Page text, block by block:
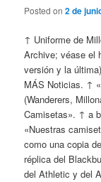
Posted on2 de
↑ Uniforme de
Archive; véase el
versión y la
MÁS Noticias. ↑
(Wanderers,
Camisetas». ↑ a
«Nuestras
como una copia
réplica del
del Athletic y del